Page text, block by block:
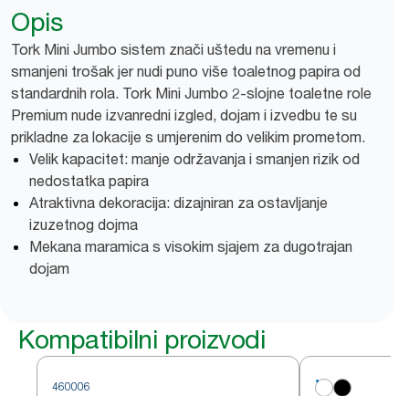
Opis
Tork Mini Jumbo sistem znači uštedu na vremenu i
smanjeni trošak jer nudi puno više toaletnog papira od
standardnih rola. Tork Mini Jumbo 2-slojne toaletne role
Premium nude izvanredni izgled, dojam i izvedbu te su
prikladne za lokacije s umjerenim do velikim prometom.
Velik kapacitet: manje održavanja i smanjen rizik od
nedostatka papira
Atraktivna dekoracija: dizajniran za ostavljanje
izuzetnog dojma
Mekana maramica s visokim sjajem za dugotrajan
dojam
Kompatibilni proizvodi
460006